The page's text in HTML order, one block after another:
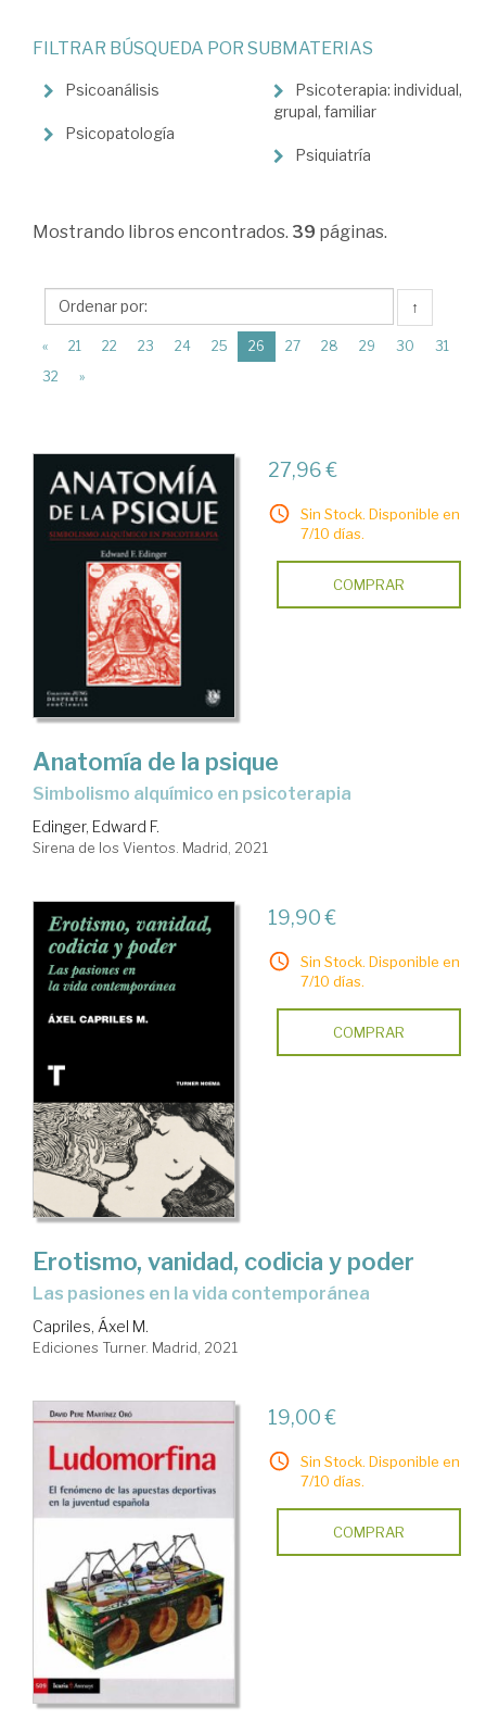
Sociales
>
>
clínica
FILTRAR BÚSQUEDA POR SUBMATERIAS
Psicoanálisis
Psicopatología
Psicoterapia: individual,
grupal, familiar
Psiquiatría
Mostrando libros encontrados. 39 páginas.
↑
« 21 22 23 24 25 26 (current)
27 28 29 30
31
32
»
27,96 €
Sin Stock. Disponible en
7/10 días.
COMPRAR
Anatomía de la psique
simbolismo alquímico en psicoterapia
Edinger, Edward F.
Sirena de los Vientos. Madrid, 2021
19,90 €
Sin Stock. Disponible en
7/10 días.
COMPRAR
Erotismo, vanidad, codicia y poder
las pasiones en la vida contemporánea
Capriles, Áxel M.
Ediciones Turner. Madrid, 2021
19,00 €
Sin Stock. Disponible en
7/10 días.
COMPRAR